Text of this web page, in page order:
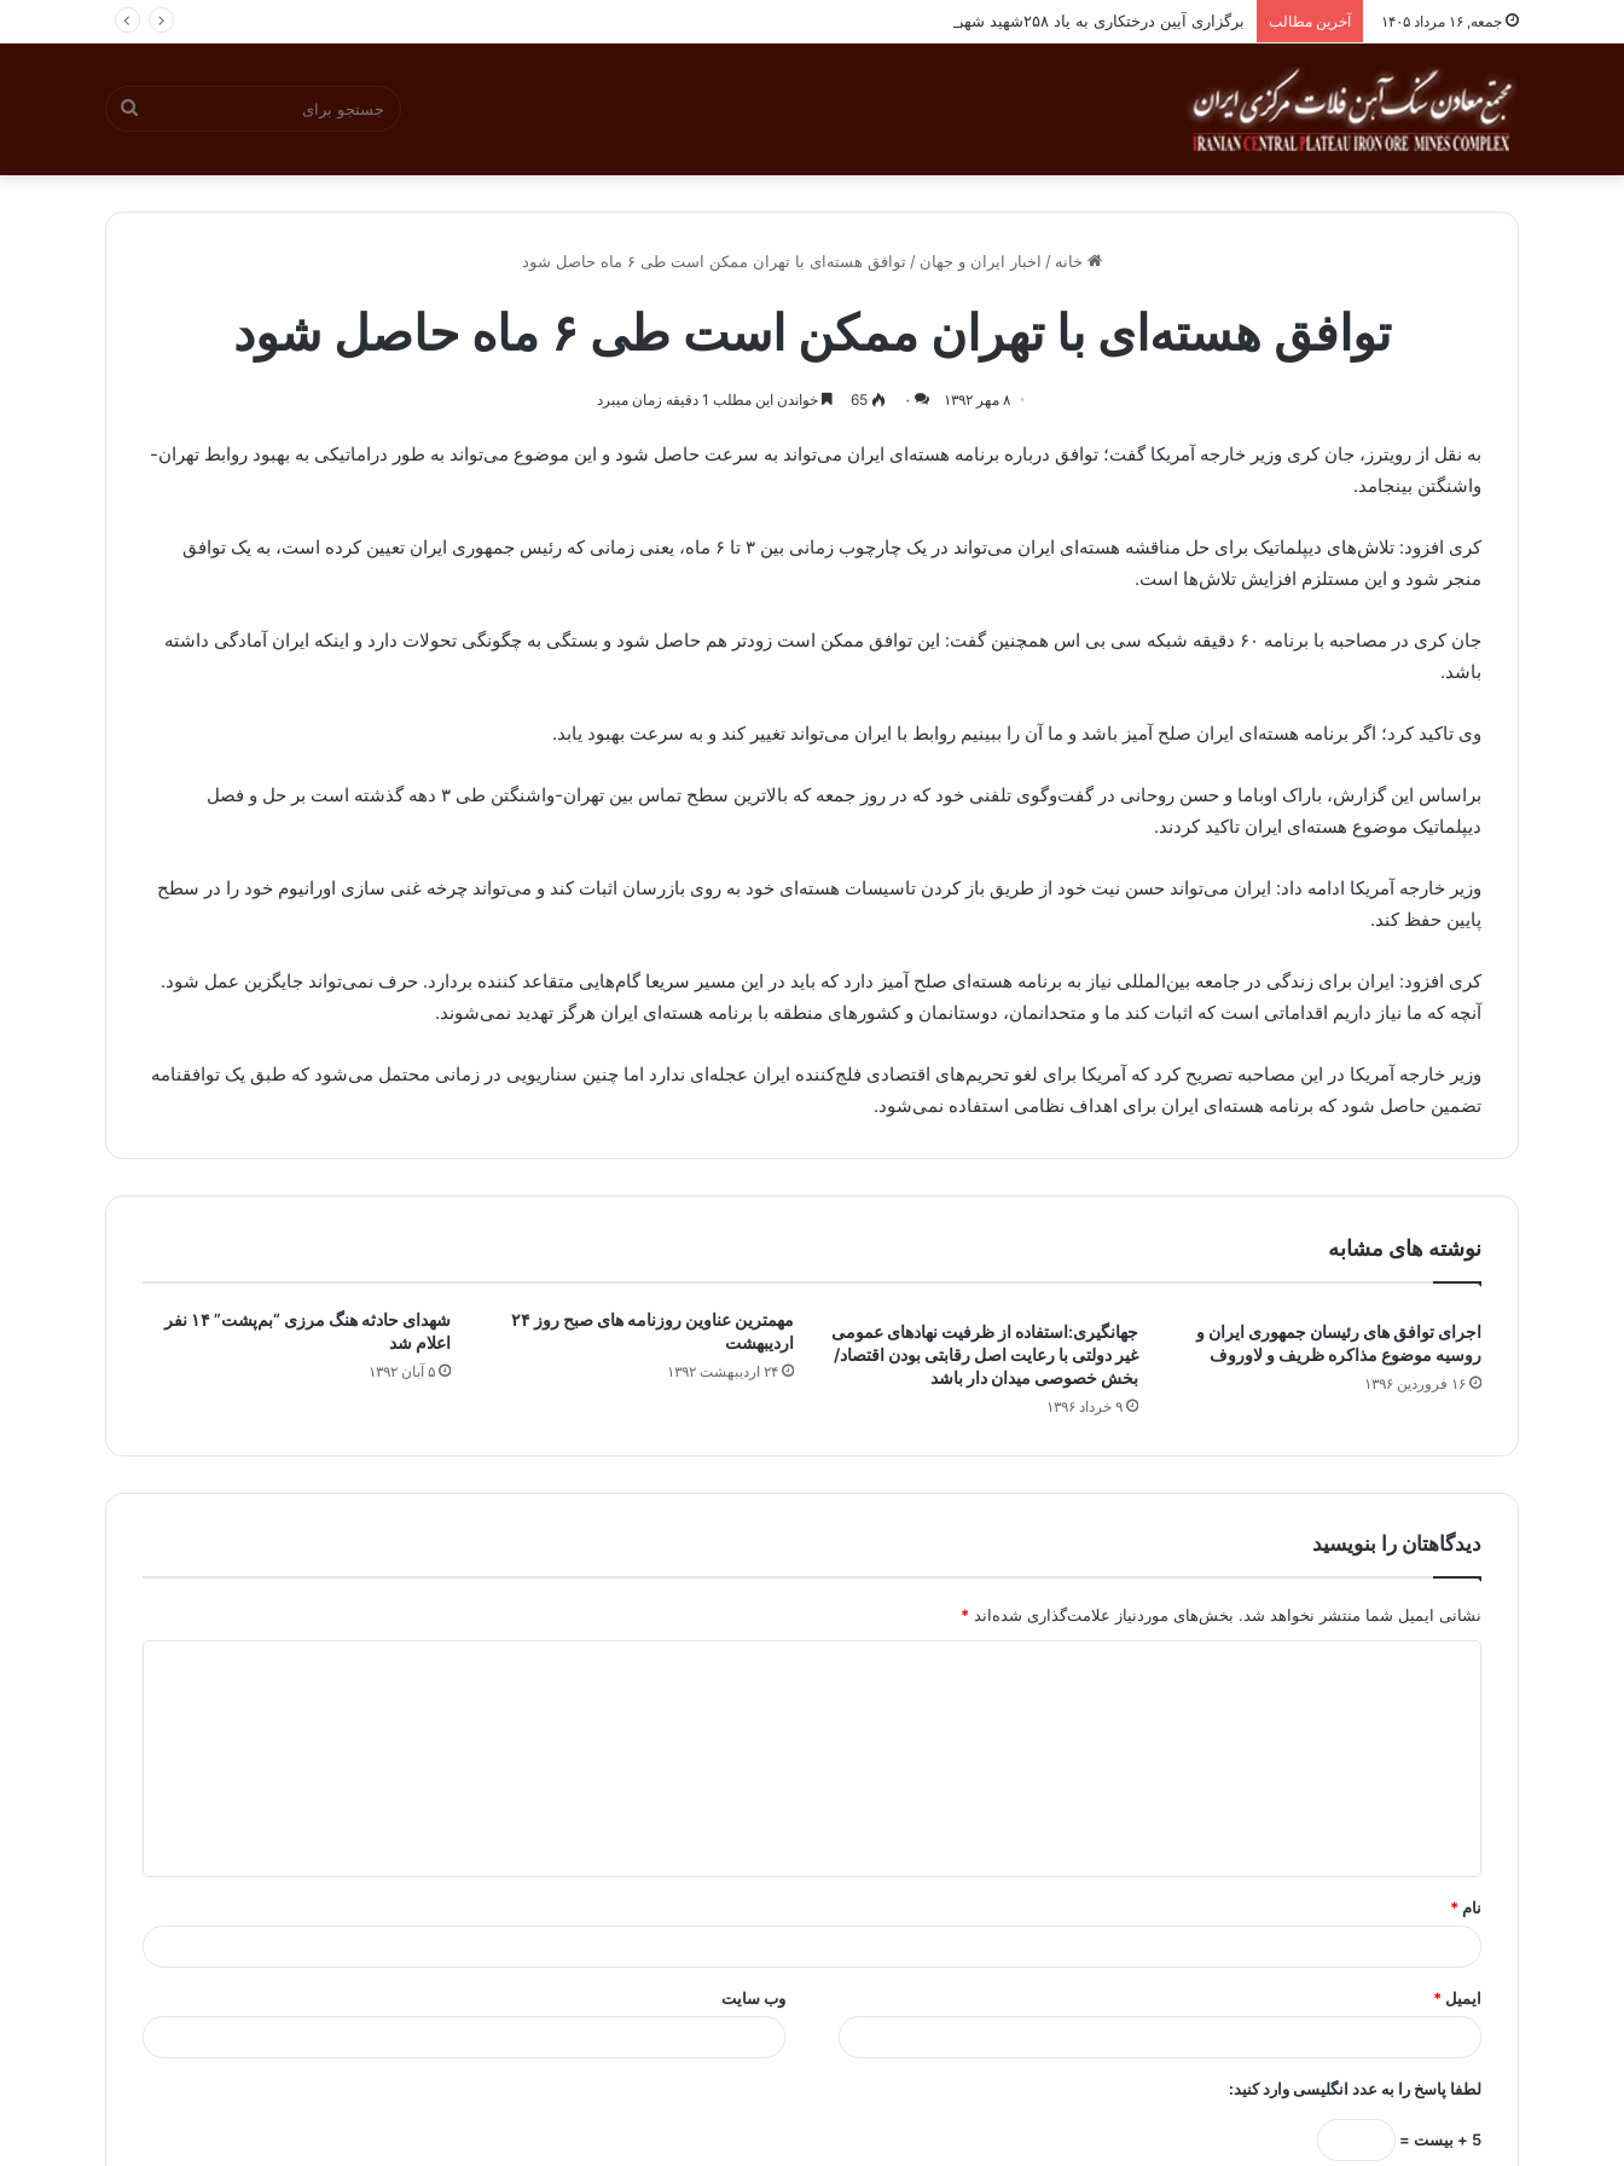
جمعه, ۱۶ مرداد ۱۴۰۵ آخرین مطالب برگزاری آیین درختکاری به یاد ۲۵۸شهید شهرستان بافق
خانه / اخبار ایران و جهان / توافق هسته‌ای با تهران ممکن است طی ۶ ماه حاصل شود
توافق هسته‌ای با تهران ممکن است طی ۶ ماه حاصل شود
۸ مهر ۱۳۹۲ ۰ 65 خواندن این مطلب 1 دقیقه زمان میبرد
به نقل از رویترز، جان کری وزیر خارجه آمریکا گفت؛ توافق درباره برنامه هسته‌ای ایران می‌تواند به سرعت حاصل شود و این موضوع می‌تواند به طور دراماتیکی به بهبود روابط تهران-
واشنگتن بینجامد.
کری افزود: تلاش‌های دیپلماتیک برای حل مناقشه هسته‌ای ایران می‌تواند در یک چارچوب زمانی بین ۳ تا ۶ ماه، یعنی زمانی که رئیس جمهوری ایران تعیین کرده است، به یک توافق
منجر شود و این مستلزم افزایش تلاش‌ها است.
جان کری در مصاحبه با برنامه ۶۰ دقیقه شبکه سی بی اس همچنین گفت: این توافق ممکن است زودتر هم حاصل شود و بستگی به چگونگی تحولات دارد و اینکه ایران آمادگی داشته
باشد.
وی تاکید کرد؛ اگر برنامه هسته‌ای ایران صلح آمیز باشد و ما آن را ببینیم روابط با ایران می‌تواند تغییر کند و به سرعت بهبود یابد.
براساس این گزارش، باراک اوباما و حسن روحانی در گفت‌وگوی تلفنی خود که در روز جمعه که بالاترین سطح تماس بین تهران-واشنگتن طی ۳ دهه گذشته است بر حل و فصل
دیپلماتیک موضوع هسته‌ای ایران تاکید کردند.
وزیر خارجه آمریکا ادامه داد: ایران می‌تواند حسن نیت خود از طریق باز کردن تاسیسات هسته‌ای خود به روی بازرسان اثبات کند و می‌تواند چرخه غنی سازی اورانیوم خود را در سطح
پایین حفظ کند.
کری افزود: ایران برای زندگی در جامعه بین‌المللی نیاز به برنامه هسته‌ای صلح آمیز دارد که باید در این مسیر سریعا گام‌هایی متقاعد کننده بردارد. حرف نمی‌تواند جایگزین عمل شود.
آنچه که ما نیاز داریم اقداماتی است که اثبات کند ما و متحدانمان، دوستانمان و کشورهای منطقه با برنامه هسته‌ای ایران هرگز تهدید نمی‌شوند.
وزیر خارجه آمریکا در این مصاحبه تصریح کرد که آمریکا برای لغو تحریم‌های اقتصادی فلج‌کننده ایران عجله‌ای ندارد اما چنین سناریویی در زمانی محتمل می‌شود که طبق یک توافقنامه
تضمین حاصل شود که برنامه هسته‌ای ایران برای اهداف نظامی استفاده نمی‌شود.
نوشته های مشابه
اجرای توافق های رئیسان جمهوری ایران و
روسیه موضوع مذاکره ظریف و لاوروف
۱۶ فروردین ۱۳۹۶
جهانگیری:استفاده از ظرفیت نهادهای عمومی
غیر دولتی با رعایت اصل رقابتی بودن اقتصاد/
بخش خصوصی میدان دار باشد
۹ خرداد ۱۳۹۶
مهمترین عناوین روزنامه های صبح روز ۲۴
اردیبهشت
۲۴ اردیبهشت ۱۳۹۲
شهدای حادثه هنگ مرزی “بم‌پشت” ۱۴ نفر
اعلام شد
۵ آبان ۱۳۹۲
دیدگاهتان را بنویسید
نشانی ایمیل شما منتشر نخواهد شد. بخش‌های موردنیاز علامت‌گذاری شده‌اند *
*
نام *
ایمیل * وب‌ سایت
لطفا پاسخ را به عدد انگلیسی وارد کنید:
5 + بیست =